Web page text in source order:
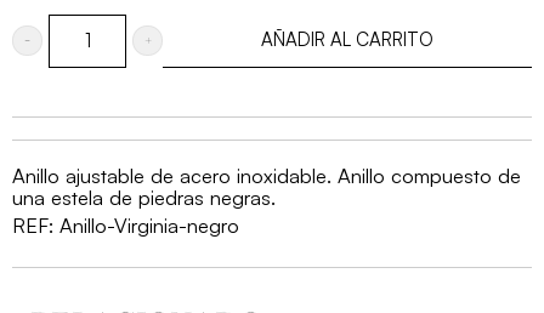
Anillo
negro
AÑADIR AL CARRITO
Anillo ajustable de acero inoxidable. Anillo compuesto de
una estela de piedras negras.
REF: Anillo-Virginia-negro